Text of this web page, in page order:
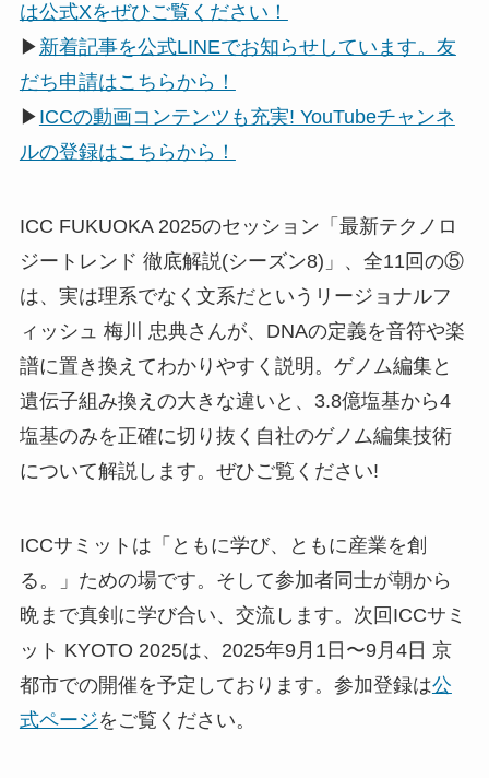
は公式Xをぜひご覧ください！
▶ 新着記事を公式LINEでお知らせしています。友
だち申請はこちらから！
▶ ICCの動画コンテンツも充実! YouTubeチャンネ
ルの登録はこちらから！
ICC FUKUOKA 2025のセッション「最新テクノロ
ジートレンド 徹底解説(シーズン8)」、全11回の⑤
は、実は理系でなく文系だというリージョナルフ
ィッシュ 梅川 忠典さんが、DNAの定義を音符や楽
譜に置き換えてわかりやすく説明。ゲノム編集と
遺伝子組み換えの大きな違いと、3.8億塩基から4
塩基のみを正確に切り抜く自社のゲノム編集技術
について解説します。ぜひご覧ください!
ICCサミットは「ともに学び、ともに産業を創
る。」ための場です。そして参加者同士が朝から
晩まで真剣に学び合い、交流します。次回ICCサミ
ット KYOTO 2025は、2025年9月1日〜9月4日 京
都市での開催を予定しております。参加登録は公
式ページをご覧ください。